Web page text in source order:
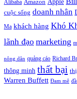
Alibaba Amazon Apple
cuộc sống doanh nhân
Ma khách hàng Khó
lãnh đạo marketing
nông dân quảng cáo Richard
thông minh thất bại
Warren Buffett Đam mê